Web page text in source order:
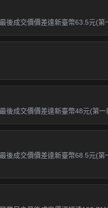
後成交價價差達新臺幣63.5元(
後成交價價差達新臺幣48元(第一
成交價價差達新臺幣68.5元(